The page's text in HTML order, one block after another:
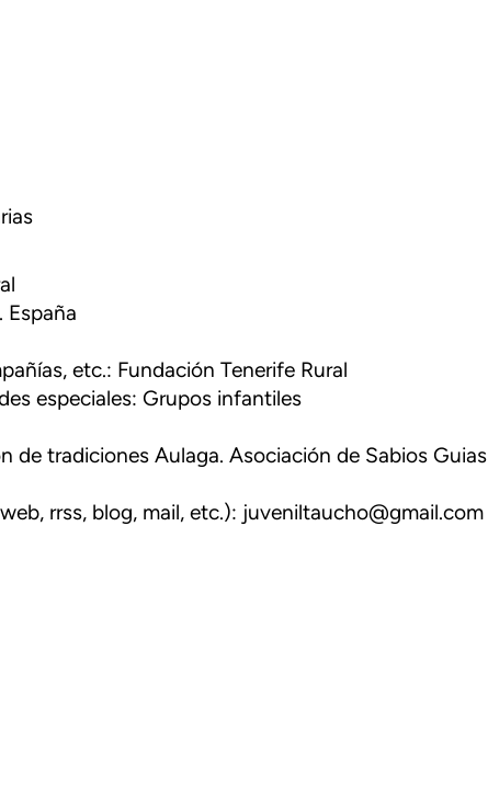
España
etc.: Fundación Tenerife Rural
especiales: Grupos infantiles
de tradiciones Aulaga. Asociación de Sabios Guias
rrss, blog, mail, etc.): juveniltaucho@gmail.com